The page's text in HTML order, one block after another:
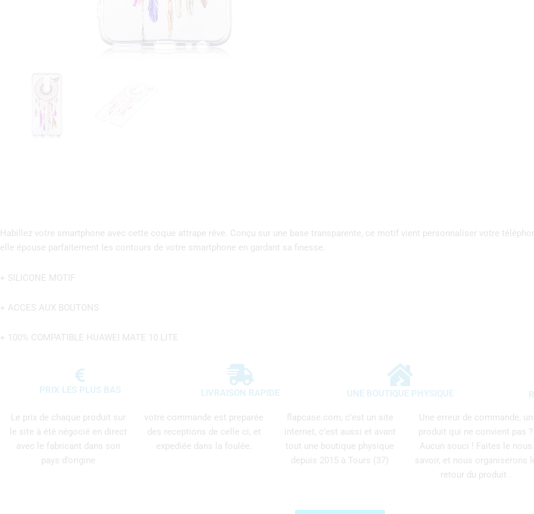
Habillez votre smartphone avec cette coque attrape rêve. Conçu sur une base transparente, ce motif vient personnaliser votre
elle épouse parfaitement les contours de votre smartphone en gardant sa finesse.
+ SILICONE MOTIF
+ ACCES AUX BOUTONS
+ 100% COMPATIBLE HUAWEI MATE 10 LITE
PRIX LES PLUS BAS LIVRAISON RAPIDE UNE BOUTIQUE PHYSIQUE
Le prix de chaque produit sur
le site à été négocié en direct
avec le fabricant dans son
pays d’origine
votre commande est preparée
des receptions de celle ci, et
expediée dans la foulée.
flapcase.com, c’est un site
internet, c’est aussi et avant
tout une boutique physique
depuis 2015 à Tours (37)
Une erreur de commande, un
produit qui ne convient pas ?
Aucun souci ! Faites le nous
savoir, et nous organiserons
retour du produit .